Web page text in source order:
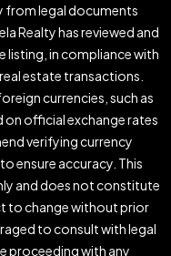
from legal documents
Realty has reviewed and
listing, in compliance with
estate transactions.
currencies, such as
on official exchange rates
verifying currency
ensure accuracy. This
and does not constitute
to change without prior
to consult with legal
proceeding with any